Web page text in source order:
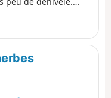
: château,
en passant par
et Rouville en